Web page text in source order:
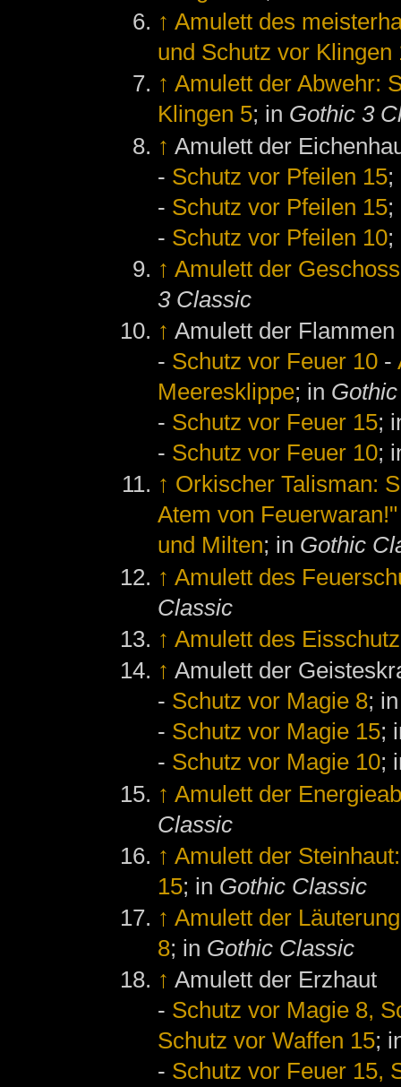
↑ Amulett des
und Schutz vor Klingen
↑ Amulett der Abwehr:
Klingen 5; in Gothic 3
↑ Amulett der
- Schutz vor Pfeilen 15
- Schutz vor Pfeilen 15
- Schutz vor Pfeilen 10
↑ Amulett der
3 Classic
↑ Amulett der Flammen
- Schutz vor Feuer 10 -
Meeresklippe; in
- Schutz vor Feuer 15;
- Schutz vor Feuer 10;
↑ Orkischer Talisman:
Atem von Feuerwaran!"
und Milten; in Gothic
↑ Amulett des
Classic
↑ Amulett des
↑ Amulett der
- Schutz vor Magie 8;
- Schutz vor Magie 15;
- Schutz vor Magie 10;
↑ Amulett der
Classic
↑ Amulett der
15; in Gothic Classic
↑ Amulett der
8; in Gothic Classic
↑ Amulett der Erzhaut
- Schutz vor Magie 8,
Schutz vor Waffen 15;
- Schutz vor Feuer 15,